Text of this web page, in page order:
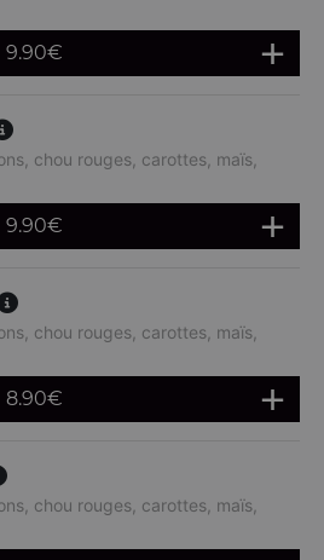
9.90€
chou rouges, carottes, maïs,
9.90€
chou rouges, carottes, maïs,
8.90€
chou rouges, carottes, maïs,